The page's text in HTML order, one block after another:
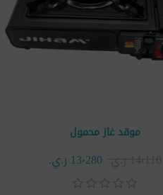
موقد غاز محمول
14٬110 ر.ي.‏ 13٬280 ر.ي.‏